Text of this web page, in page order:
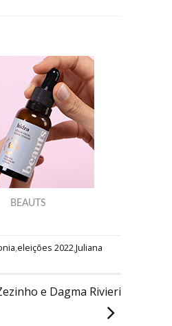
BEAUTS
,eleições 2022,Juliana
e Dagma Rivieri